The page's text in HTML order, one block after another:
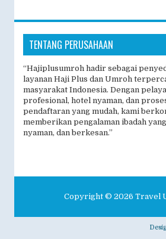
TENTANG PERUSAHAAN
“Hajiplusumroh hadir sebagai
layanan Haji Plus dan Umroh
masyarakat Indonesia. Dengan
profesional, hotel nyaman, dan
pendaftaran yang mudah, kami
memberikan pengalaman ibadah
nyaman, dan berkesan.”
Copyright © 2026 Travel